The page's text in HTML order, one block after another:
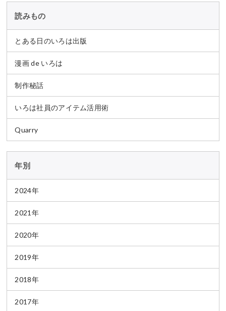
読みもの
とある日のいろは出版
漫画 de いろは
制作秘話
いろは社員のアイテム活用術
Quarry
年別
2024年
2021年
2020年
2019年
2018年
2017年